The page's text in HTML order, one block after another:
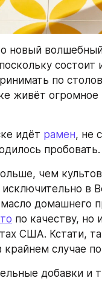
новый
состоит
по
живёт огромное
идёт рамен, не
пробовать.
чем
в
домашнего
по качеству, но
США. Кстати,
случае
добавки и